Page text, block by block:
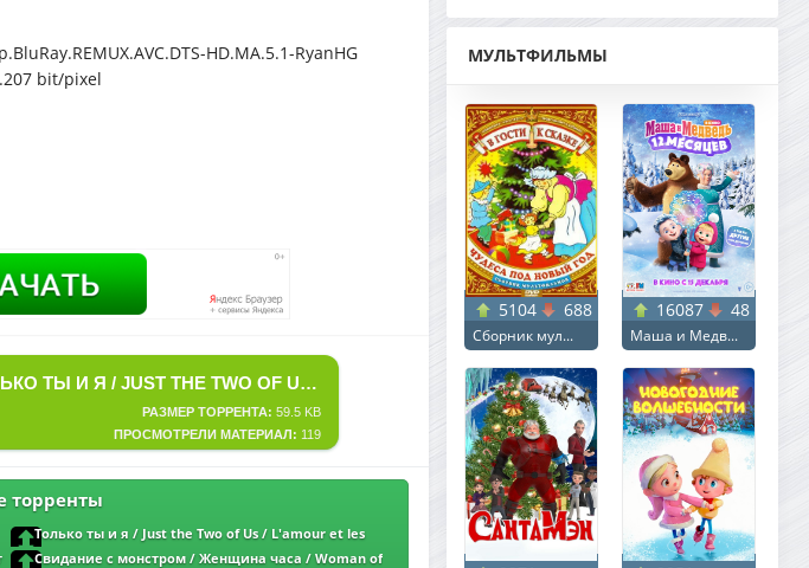
HD.MA.5.1-RyanHG
bit/pixel
СКАЧАТЬ ТОРРЕНТ ТОЛЬКО ТЫ И Я / JUST THE TWO OF US / L'AMOUR ET LES FORÊTS (2023) BDRIP ОТ DOMINO & СЕЛЕЗЕНЬ | D | CPI FILMS
РАЗМЕР ТОРРЕНТА: 59.5 KB
ПРОСМОТРЕЛИ МАТЕРИАЛ: 119
торренты
Только ты и я / Just the Two of Us / L'amour et les
forêts (2023) WEB-DLRip от New-Team | D
Свидание с монстром / Женщина часа / Woman of
МУЛЬТФИЛЬМЫ
5104 688
Сборник мул...
16087 48
Маша и Медв...